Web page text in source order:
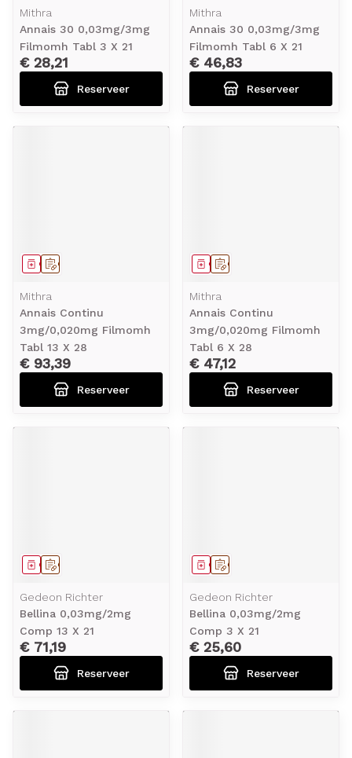
Mithra
Annais 30 0,03mg/3mg
Filmomh Tabl 3 X 21
€ 28,21
Reserveer
Mithra
Annais 30 0,03mg/3mg
Filmomh Tabl 6 X 21
€ 46,83
Reserveer
Op voorschrift
Geneesmiddel
Mithra
Annais Continu
3mg/0,020mg Filmomh
Tabl 13 X 28
€ 93,39
Reserveer
Op voorschrift
Geneesmiddel
Mithra
Annais Continu
3mg/0,020mg Filmomh
Tabl 6 X 28
€ 47,12
Reserveer
Op voorschrift
Geneesmiddel
Gedeon Richter
Bellina 0,03mg/2mg
Comp 13 X 21
€ 71,19
Reserveer
Op voorschrift
Geneesmiddel
Gedeon Richter
Bellina 0,03mg/2mg
Comp 3 X 21
€ 25,60
Reserveer